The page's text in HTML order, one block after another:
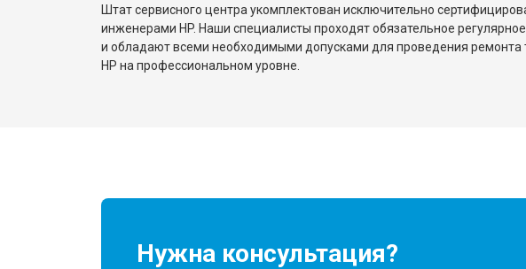
Штат сервисного центра укомплектован исключительно
инженерами HP. Наши специалисты проходят обязательное
и обладают всеми необходимыми допусками для проведения ремонта
HP на профессиональном уровне.
Нужна консультация?